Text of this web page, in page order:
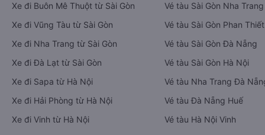
Xe đi Buôn Mê Thuột từ Sài Gòn
Xe đi Vũng Tàu từ Sài Gòn
Xe đi Nha Trang từ Sài Gòn
Xe đi Đà Lạt từ Sài Gòn
Xe đi Sapa từ Hà Nội
Xe đi Hải Phòng từ Hà Nội
Xe đi Vinh từ Hà Nội
Vé tàu Sài Gòn Nha Trang
Vé tàu Sài Gòn Phan Thiết
Vé tàu Sài Gòn Đà Nẵng
Vé tàu Sài Gòn Hà Nội
Vé tàu Nha Trang Đà
Vé tàu Đà Nẵng Huế
Vé tàu Hà Nội Vinh